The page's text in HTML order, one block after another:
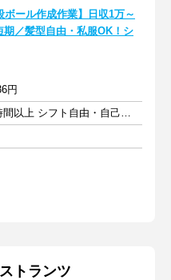
ボール作成作業】日収1万～
／髪型自由・私服OK！シ
円
週1日以上 1日8時間以上 シフト自由・自己申告
トランツ